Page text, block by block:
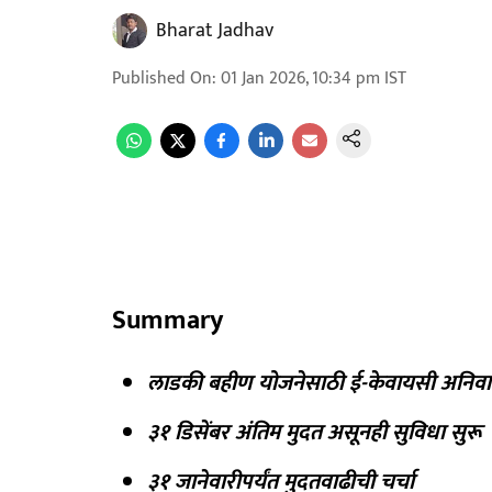
Bharat Jadhav
Published On:01 Jan 2026, 10:34 pm IST
Summary
लाडकी बहीण योजनेसाठी ई-केवायसी
३१ डिसेंबर अंतिम मुदत असूनही सुविधा सुरू
३१ जानेवारीपर्यंत मुदतवाढीची चर्चा